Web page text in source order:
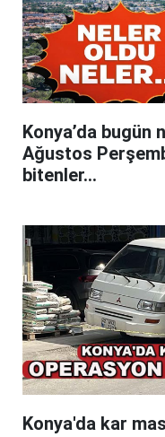
Konya’da bugün
Ağustos
bitenler…
Konya'da kar